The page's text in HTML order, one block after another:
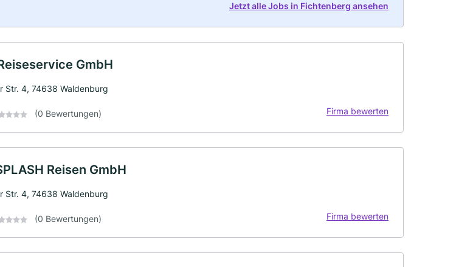
Jetzt alle Jobs in Fichtenberg ansehen
GmbH
Str. 4, 74638 Waldenburg
(0 Bewertungen) Firma bewerten
Reisen GmbH
Str. 4, 74638 Waldenburg
(0 Bewertungen) Firma bewerten